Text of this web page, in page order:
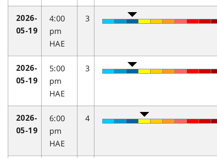
2026-
05-19
4:00
pm
HAE
3
2026-
05-19
5:00
pm
HAE
3
2026-
05-19
6:00
pm
HAE
4